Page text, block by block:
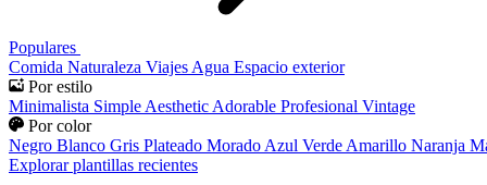
Populares
Comida Naturaleza Viajes Agua Espacio exterior
Por estilo
Minimalista Simple Aesthetic Adorable Profesional Vintage
Por color
Negro Blanco Gris Plateado Morado Azul Verde Amarillo Naranja
Explorar plantillas recientes